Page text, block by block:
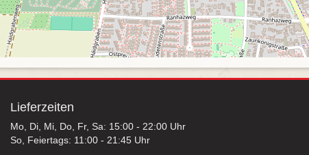
Lieferzeiten
Mo, Di, Mi, Do, Fr, Sa: 15:00 - 22:00 Uhr
So, Feiertags: 11:00 - 21:45 Uhr